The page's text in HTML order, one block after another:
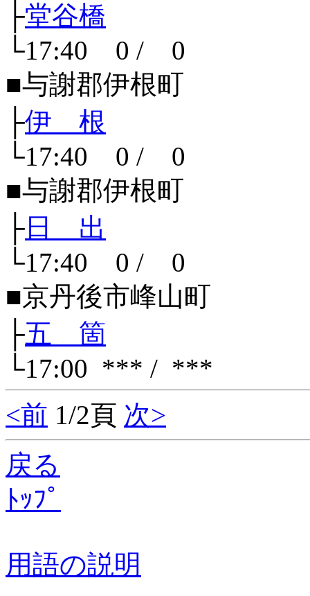
├堂谷橋
└17:40 0 / 0
■与謝郡伊根町
├伊 根
└17:40 0 / 0
■与謝郡伊根町
├ 日 出
└17:40 0 / 0
■京丹後市峰山町
├五 箇
└17:00 *** / ***
<前 1/2頁 次>
戻る
ﾄｯﾌﾟ
用語の説明